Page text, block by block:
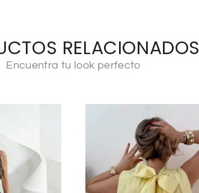
RELACIONADOS
Encuentra tu look perfecto